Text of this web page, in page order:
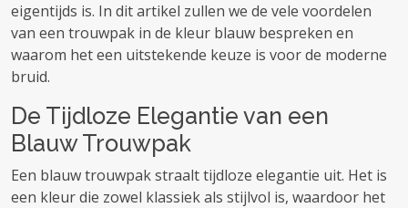
eigentijds is. In dit artikel zullen we de vele voordelen
van een trouwpak in de kleur blauw bespreken en
waarom het een uitstekende keuze is voor de moderne
bruid.
De Tijdloze Elegantie van een
Blauw Trouwpak
Een blauw trouwpak straalt tijdloze elegantie uit. Het is
een kleur die zowel klassiek als stijlvol is, waardoor het